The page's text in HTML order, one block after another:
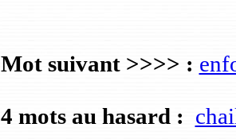
Mot suivant >>>> :
4 mots au hasard :